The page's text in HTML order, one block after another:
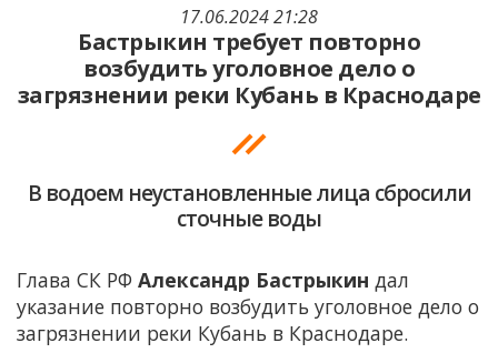
17.06.2024 21:28
Бастрыкин требует повторно
возбудить уголовное дело о
загрязнении реки Кубань в Краснодаре
В водоем неустановленные лица сбросили
сточные воды
Глава СК РФ Александр Бастрыкин дал
указание повторно возбудить уголовное дело о
загрязнении реки Кубань в Краснодаре.